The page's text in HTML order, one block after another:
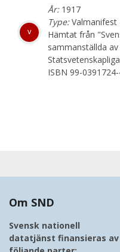
v
År:1917
Type:Valmanifest
Hämtat från
sammanställda
ISBN 99-
Om SND
Svensk nationell
datatjänst finansieras av